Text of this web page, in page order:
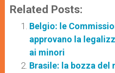
Related Posts:
Belgio: le
approvano la
ai minori
Brasile: la bozza del